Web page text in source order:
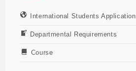
International Students Application
Departmental Requirements
Course